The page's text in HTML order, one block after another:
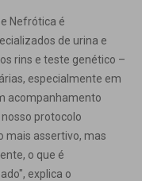
Nefrótica é
de urina e
rins e teste genético –
especialmente em
acompanhamento
protocolo
mais assertivo, mas
o que é
explica o